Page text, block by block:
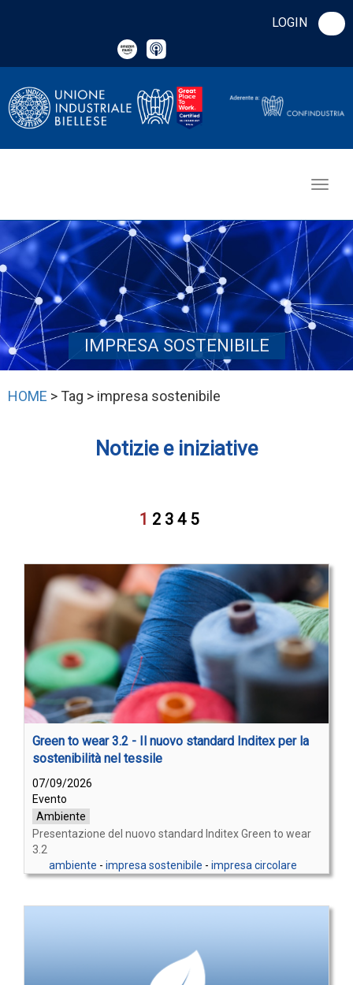
LOGIN
IMPRESA SOSTENIBILE
HOME > Tag > impresa sostenibile
Notizie e iniziative
1 2 3 4 5
Green to wear 3.2 - Il nuovo standard Inditex per la
sostenibilità nel tessile
07/09/2026
Evento
Ambiente
Presentazione del nuovo standard Inditex Green to wear
3.2
ambiente - impresa sostenibile - impresa circolare